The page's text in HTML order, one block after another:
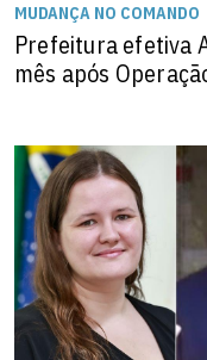
MUDANÇA NO COMANDO
Prefeitura efetiva
mês após